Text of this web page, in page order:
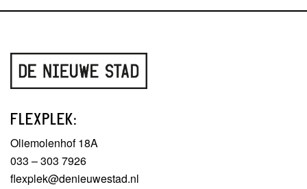
FLEXPLEK:
Oliemolenhof 18A
033 – 303 7926
flexplek@denieuwestad.nl